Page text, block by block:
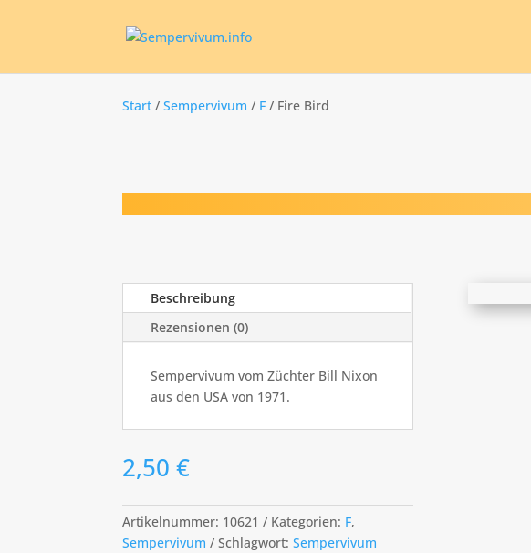
Start /Sempervivum / F / Fire Bird
Beschreibung
Rezensionen (0)
Sempervivum vom Züchter Bill Nixon
aus den USA von 1971.
2,50€
Artikelnummer: 10621 Kategorien: F,
Sempervivum
Schlagwort:Sempervivum